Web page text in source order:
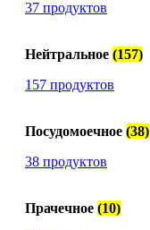
37 продуктов
Нейтральное (157)
157 продуктов
Посудомоечное (38)
38 продуктов
Прачечное (10)